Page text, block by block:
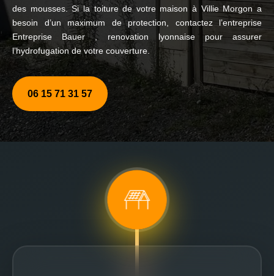
des mousses. Si la toiture de votre maison à Villie Morgon a
besoin d’un maximum de protection, contactez l’entreprise
Entreprise Bauer , renovation lyonnaise pour assurer
l’hydrofugation de votre couverture.
06 15 71 31 57